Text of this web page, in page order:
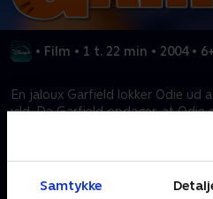
Samtykke
• Film • 1 t. 22 min • 2004 • 6+
En jaloux Garfield lokker Odie ud
vild. Da Garfield opdager, at Odie
sted, med maven fuld af
Kræver